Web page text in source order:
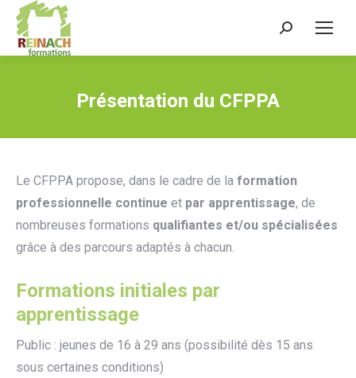
Recherche
:
Présentation du CFPPA
Le CFPPA propose, dans le cadre de la formation
professionnelle continue et par apprentissage, de
nombreuses formations qualifiantes et/ou spécialisées
grâce à des parcours adaptés à chacun.
Formations initiales par
apprentissage
Public : jeunes de 16 à 29 ans (possibilité dès 15 ans
sous certaines conditions)